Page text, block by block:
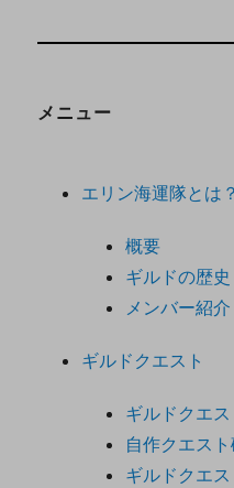
メニュー
エリン海運隊とは？
概要
ギルドの歴史
メンバー紹介
ギルドクエスト
ギルドクエ
自作クエス
ギルドクエ